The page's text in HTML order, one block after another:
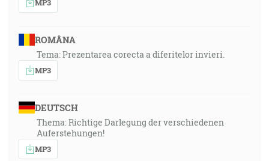
ROMÂNA
Tema: Prezentarea corecta a diferitelor invieri.
MP3
DEUTSCH
Thema: Richtige Darlegung der verschiedenen
Auferstehungen!
MP3